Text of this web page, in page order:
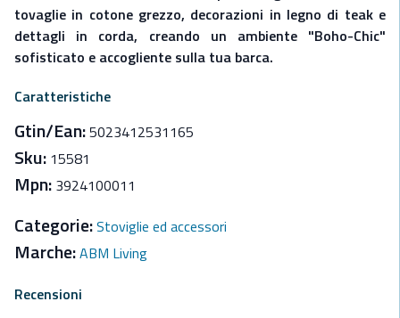
tovaglie in cotone grezzo, decorazioni in legno di teak e
dettagli in corda, creando un ambiente "Boho-Chic"
sofisticato e accogliente sulla tua barca.
Caratteristiche
Gtin/Ean:5023412531165
Sku: 15581
Mpn: 3924100011
Categorie:Stoviglie ed accessori
Marche:ABM Living
Recensioni